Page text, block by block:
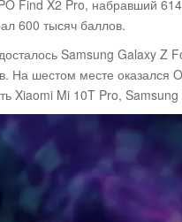
Find X2 Pro, набравший
600 тысяч баллов.
Samsung Galaxy Z
На шестом месте оказался
Xiaomi Mi 10T Pro,